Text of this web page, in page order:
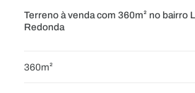
Terreno à venda com 360m² no bairro
Redonda
360m²